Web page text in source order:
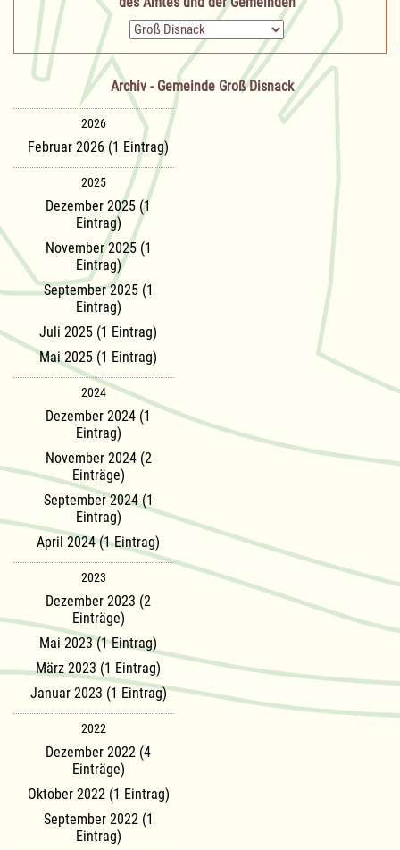
Zielseite
Archiv - Gemeinde Groß Disnack
2026
Februar 2026 (1 Eintrag)
2025
Dezember 2025 (1
Eintrag)
November 2025 (1
Eintrag)
September 2025 (1
Eintrag)
Juli 2025 (1 Eintrag)
Mai 2025 (1 Eintrag)
2024
Dezember 2024 (1
Eintrag)
November 2024 (2
Einträge)
September 2024 (1
Eintrag)
April 2024 (1 Eintrag)
2023
Dezember 2023 (2
Einträge)
Mai 2023 (1 Eintrag)
März 2023 (1 Eintrag)
Januar 2023 (1 Eintrag)
2022
Dezember 2022 (4
Einträge)
Oktober 2022 (1 Eintrag)
September 2022 (1
Eintrag)